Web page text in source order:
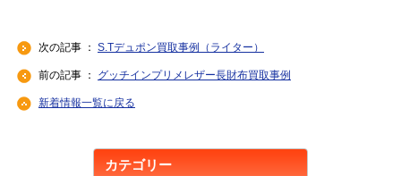
次の記事 ： S.Tデュポン買取事例（ライター）
前の記事 ： グッチインプリメレザー長財布買取事例
新着情報一覧に戻る
カテゴリー